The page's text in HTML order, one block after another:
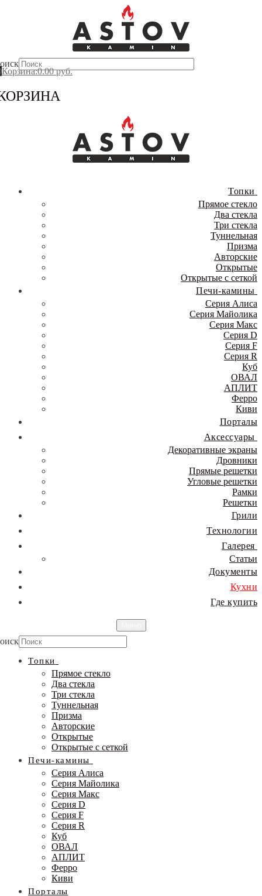
Корзина:0.00руб.
Топки
Прямое стекло
Два стекла
Три стекла
Туннельная
Призма
Авторские
Открытые
Открытые с сеткой
Печи-камины
Серия Алиса
Серия Майолика
Серия Макс
Серия D
Серия F
Серия R
Куб
ОВАЛ
АПЛИТ
Ферро
Киви
Порталы
Аксессуары
Декоративные экраны
Дровники
Прямые решетки
Угловые решетки
Рамки
Решетки
Грили
Технологии
Галерея
Статьи
Документы
Кухни
Где купить
Топки
Прямое стекло
Два стекла
Три стекла
Туннельная
Призма
Авторские
Открытые
Открытые с сеткой
Печи-камины
Серия Алиса
Серия Майолика
Серия Макс
Серия D
Серия F
Серия R
Куб
ОВАЛ
АПЛИТ
Ферро
Киви
Порталы